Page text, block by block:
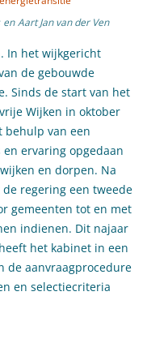
en Aart Jan van der Ven
In het wijkgericht
de gebouwde
Sinds de start van het
Wijken in oktober
behulp van een
ervaring opgedaan
en dorpen. Na
regering een tweede
gemeenten tot en met
indienen. Dit najaar
het kabinet in een
de aanvraagprocedure
en selectiecriteria